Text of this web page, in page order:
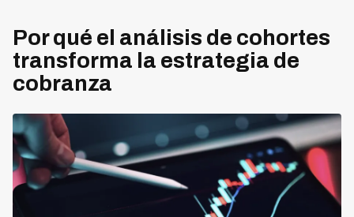
Por qué el análisis de cohortes
transforma la estrategia de
cobranza